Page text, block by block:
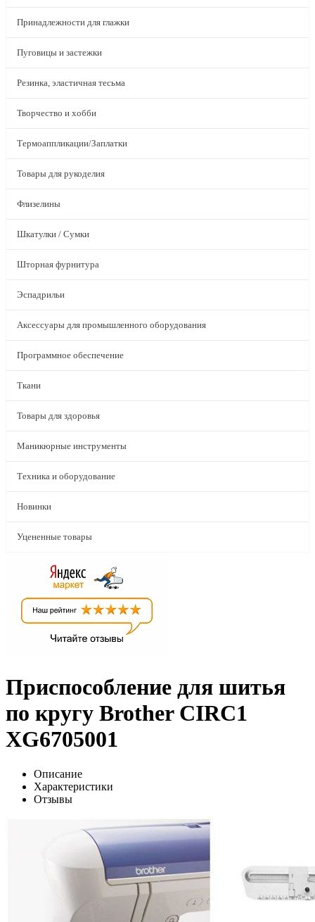
Принадлежности для глажки
Пуговицы и застежки
Резинка, эластичная тесьма
Творчество и хобби
Термоаппликации/Заплатки
Товары для рукоделия
Флизелины
Шкатулки / Сумки
Шторная фурнитура
Эспадрильи
Аксессуары для промышленного оборудования
Программное обеспечение
Ткани
Товары для здоровья
Маникюрные инструменты
Техника и оборудование
Новинки
Уцененные товары
Приспособление для шитья
по кругу Brother CIRC1
XG6705001
Описание
Характеристики
Отзывы